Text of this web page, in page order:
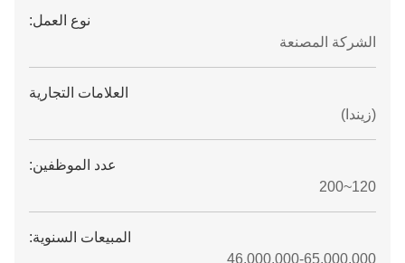
نوع العمل:
الشركة المصنعة
العلامات التجارية
(زيندا)
عدد الموظفين:
120~200
المبيعات السنوية:
46,000,000-65,000,000